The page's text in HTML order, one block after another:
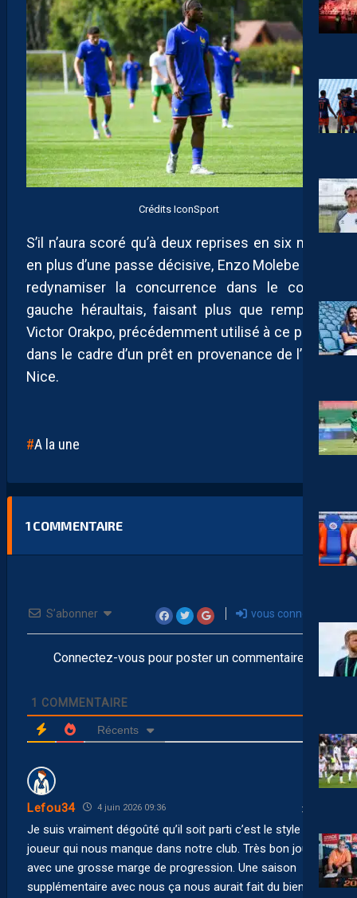
Crédits IconSport
S’il n’aura scoré qu’à deux reprises en six mois,
en plus d’une passe décisive, Enzo Molebe aura
redynamiser la concurrence dans le couloir
gauche héraultais, faisant plus que remplacé
Victor Orakpo, précédemment utilisé à ce poste
dans le cadre d’un prêt en provenance de l’OGC
Nice.
A la une
1 COMMENTAIRE
S’abonner vous connecter
Connectez-vous pour poster un commentaire
1 COMMENTAIRE
Récents
Lefou34 4 juin 2026 09:36
Je suis vraiment dégoûté qu’il soit parti c’est le style de
joueur qui nous manque dans notre club. Très bon joueur
avec une grosse marge de progression. Une saison
supplémentaire avec nous ça nous aurait fait du bien.